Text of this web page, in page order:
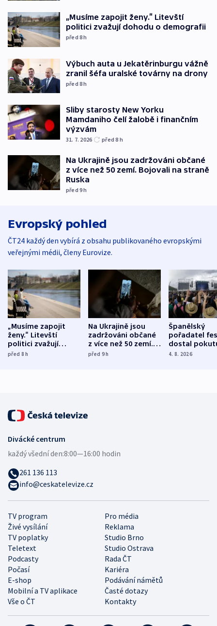
„Musíme zapojit ženy.“ Litevští
politici zvažují dohodu o demografii
před 8h
Výbuch auta u Jekatěrinburgu vážně
zranil šéfa uralské továrny na drony
před 8h
Sliby starosty New Yorku
Mamdaniho čelí žalobě i finančním
výzvám
31. 7. 2026 před 8 h
Na Ukrajině jsou zadržováni občané
z více než 50 zemí. Bojovali na straně
Ruska
před 9h
Evropský pohled
ČT24 každý den vybírá z obsahu publikovaného evropskými
veřejnými médii, členy Eurovize.
„Musíme zapojit
ženy.“ Litevští
politici zvažují
dohodu o
před 8h
Na Ukrajině jsou
zadržováni občané
z více než 50 zemí.
Bojovali na straně
před 9h
Španělský
pořadatel
dostal
nekalé
4. 8. 2026
TV program
Pro média
Živé vysílání
Reklama
TV poplatky
Studio Brno
Teletext
Studio Ostrava
Podcasty
Rada ČT
Počasí
Kariéra
E-shop
Podávání námětů
Mobilní a TV aplikace
Časté dotazy
Vše o ČT
Kontakty
Divácké centrum
každý všední den:8:00—16:00 hodin
261 136 113
info@ceskatelevize.cz